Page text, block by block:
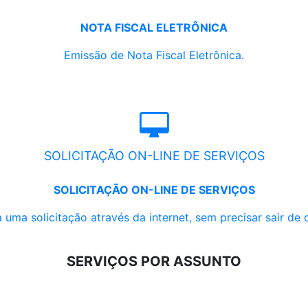
NOTA FISCAL ELETRÔNICA
Emissão de Nota Fiscal Eletrônica.
SOLICITAÇÃO ON-LINE DE SERVIÇOS
SOLICITAÇÃO ON-LINE DE SERVIÇOS
uma solicitação através da internet, sem precisar sair de
SERVIÇOS POR ASSUNTO